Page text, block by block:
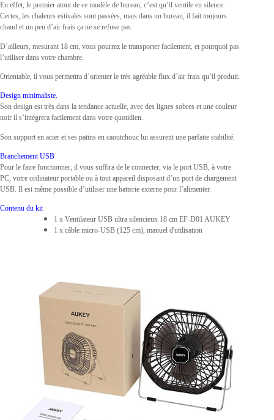
En effet, le premier atout de ce modèle de bureau, c’est qu’il ventile en silence.
Certes, les chaleurs estivales sont passées, mais dans un bureau, il fait toujours
chaud et un peu d’air frais ça ne se refuse pas.
D’ailleurs, mesurant 18 cm, vous pourrez le transporter facilement, et pourquoi pas
l’utiliser dans votre chambre.
Orientable, il vous permettra d’orienter le très agréable flux d’air frais qu’il produit.
Design minimaliste.
Son design est très dans la tendance actuelle, avec des lignes sobres et une couleur
noir il s’intégrera facilement dans votre quotidien.
Son support en acier et ses patins en caoutchouc lui assurent une parfaite stabilité.
Branchement USB
Pour le faire fonctionner, il vous suffira de le connecter, via le port USB, à votre
PC, votre ordinateur portable ou à tout appareil disposant d’un port de chargement
USB. Il est même possible d’utiliser une batterie externe pour l’alimenter.
Contenu du kit
1 x Ventilateur USB ultra silencieux 18 cm EF-D01 AUKEY
1 x câble micro-USB (125 cm), manuel d'utilisation